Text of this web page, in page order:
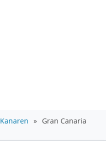
Kanaren » Gran Canaria